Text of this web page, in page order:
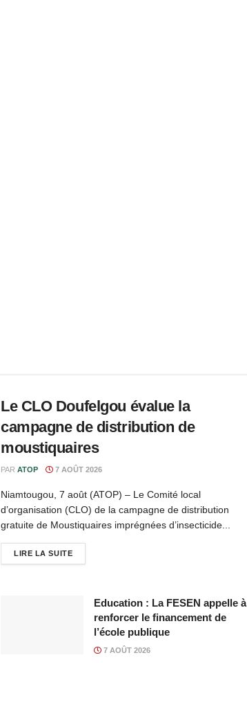
Le CLO Doufelgou évalue la
campagne de distribution de
moustiquaires
PAR ATOP 7 AOÛT 2026
Niamtougou, 7 août (ATOP) – Le Comité local
d’organisation (CLO) de la campagne de distribution
gratuite de Moustiquaires imprégnées d’insecticide...
LIRE LA SUITE
Education : La FESEN appelle à
renforcer le financement de
l’école publique
7 AOÛT 2026